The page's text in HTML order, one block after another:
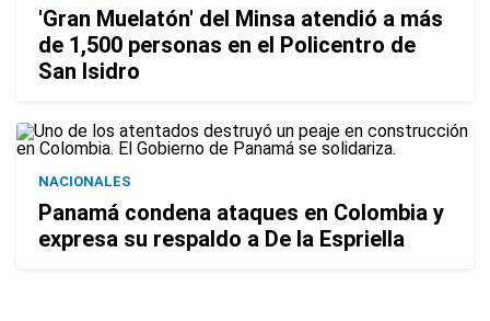
'Gran Muelatón' del Minsa atendió a más
de 1,500 personas en el Policentro de
San Isidro
NACIONALES
Panamá condena ataques en Colombia y
expresa su respaldo a De la Espriella